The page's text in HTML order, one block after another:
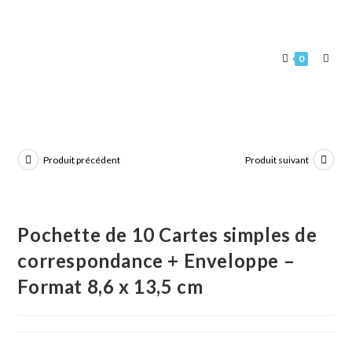
0
Produit précédent Produit suivant
Pochette de 10 Cartes simples de
correspondance + Enveloppe –
Format 8,6 x 13,5 cm